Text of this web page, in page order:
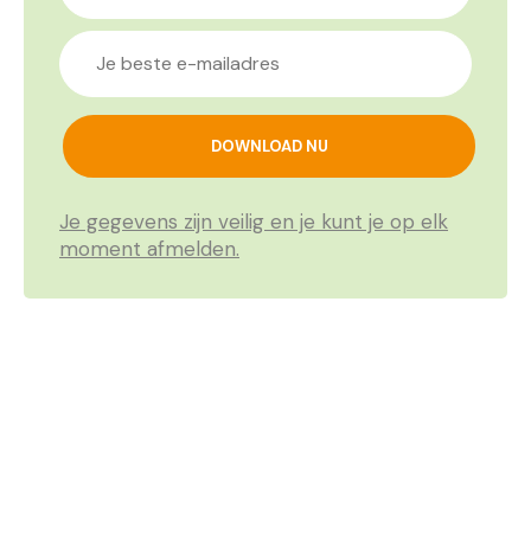
Je gegevens zijn veilig en je kunt je op elk
moment afmelden.